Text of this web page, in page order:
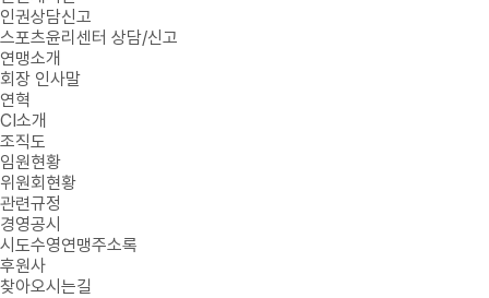
인권상담신고
스포츠윤리센터 상담/신고
연맹소개
회장 인사말
연혁
CI소개
조직도
임원현황
위원회현황
관련규정
경영공시
시도수영연맹주소록
후원사
찾아오시는길